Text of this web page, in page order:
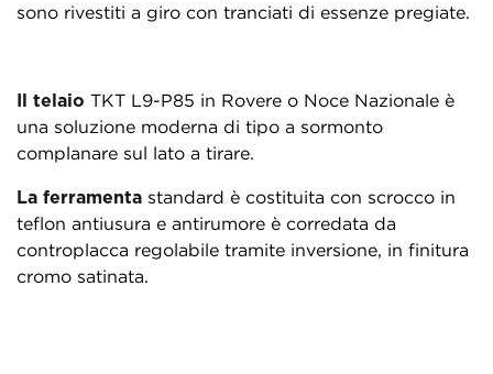
sono rivestiti a giro con tranciati di essenze pregiate.
Il telaio TKT L9-P85 in Rovere o Noce Nazionale è
una soluzione moderna di tipo a sormonto
complanare sul lato a tirare.
La ferramenta standard è costituita con scrocco in
teflon antiusura e antirumore è corredata da
controplacca regolabile tramite inversione, in finitura
cromo satinata.